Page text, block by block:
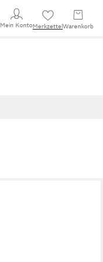
Mein KontoMerkzettel Warenkorb